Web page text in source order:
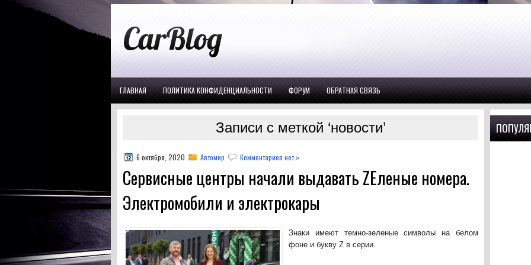
ГЛАВНАЯ ПОЛИТИКА КОНФИДЕНЦИАЛЬНОСТИ ФОРУМ ОБРАТНАЯ СВЯЗЬ
Записи с меткой ‘новости’
6 октября, 2020 Автомир Комментариев нет »
Сервисные центры начали выдавать ZEленые номера.
Электромобили и электрокары
Знаки имеют темно-зеленые символы на белом
фоне и букву Z в серии.